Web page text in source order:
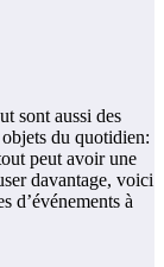
sont aussi des
du quotidien:
peut avoir une
davantage, voici
d’événements à